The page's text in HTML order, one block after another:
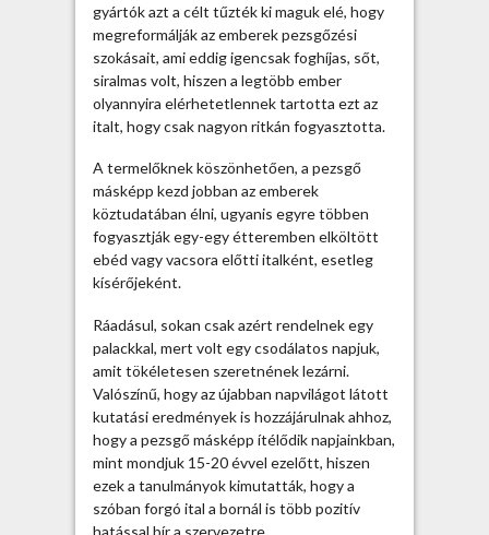
o
k
á
s
o
k
b
e
é
s
h
e
z
gyártók azt a célt tűzték ki maguk elé, hogy
megreformálják az emberek pezsgőzési
szokásait, ami eddig igencsak foghíjas, sőt,
siralmas volt, hiszen a legtöbb ember
olyannyira elérhetetlennek tartotta ezt az
italt, hogy csak nagyon ritkán fogyasztotta.
A termelőknek köszönhetően, a pezsgő
másképp kezd jobban az emberek
köztudatában élni, ugyanis egyre többen
fogyasztják egy-egy étteremben elköltött
ebéd vagy vacsora előtti italként, esetleg
kísérőjeként.
Ráadásul, sokan csak azért rendelnek egy
palackkal, mert volt egy csodálatos napjuk,
amit tökéletesen szeretnének lezárni.
Valószínű, hogy az újabban napvilágot látott
kutatási eredmények is hozzájárulnak ahhoz,
hogy a pezsgő másképp ítélődik napjainkban,
mint mondjuk 15-20 évvel ezelőtt, hiszen
ezek a tanulmányok kimutatták, hogy a
szóban forgó ital a bornál is több pozitív
hatással bír a szervezetre.